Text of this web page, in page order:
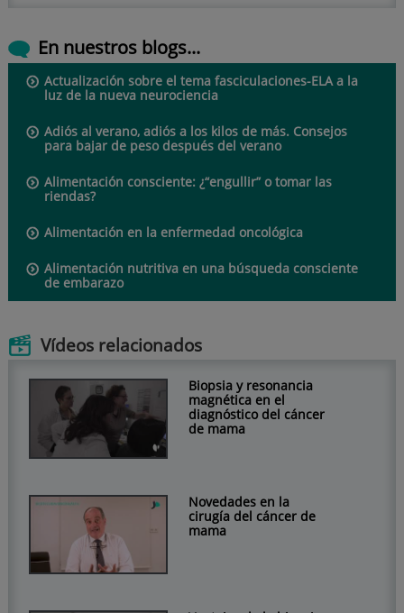
En nuestros blogs...
Actualización sobre el tema fasciculaciones-ELA a la
luz de la nueva neurociencia
Adiós al verano, adiós a los kilos de más. Consejos
para bajar de peso después del verano
Alimentación consciente: ¿“engullir” o tomar las
riendas?
Alimentación en la enfermedad oncológica
Alimentación nutritiva en una búsqueda consciente
de embarazo
Vídeos relacionados
Biopsia y resonancia
magnética en el
diagnóstico del cáncer
de mama
Novedades en la
cirugía del cáncer de
mama